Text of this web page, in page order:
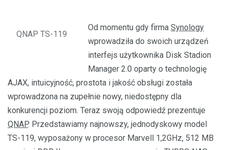
QNAP TS-119
Od momentu gdy firma Synology
wprowadziła do swoich urządzeń
interfejs użytkownika Disk Stadion
Manager 2.0 oparty o technologię
AJAX, intuicyjność, prostota i jakość obsługi została
wprowadzona na zupełnie nowy, niedostępny dla
konkurencji poziom. Teraz swoją odpowiedź prezentuje
QNAP. Przedstawiamy najnowszy, jednodyskowy model
TS-119, wyposażony w procesor Marvell 1,2GHz, 512 MB